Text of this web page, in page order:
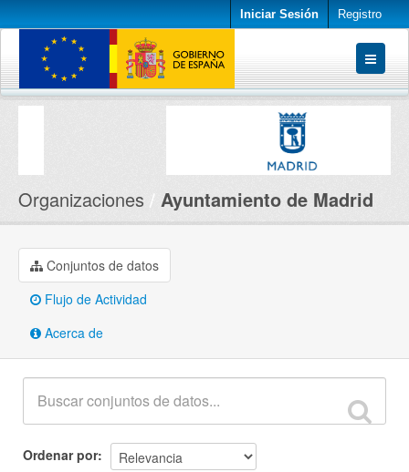
Iniciar Sesión Registro
Conjuntos de datos
Organizaciones Ayuntamiento de Madrid
Conjuntos de datos
Flujo de Actividad
Acerca de
Ordenar por